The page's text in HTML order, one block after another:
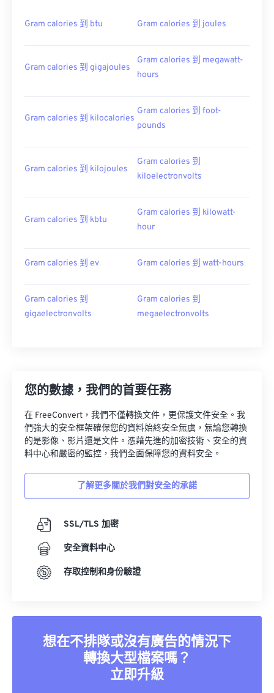
Gram calories 到 btu Gram calories 到 joules
Gram calories 到 gigajoules
Gram calories 到 megawatt-
hours
Gram calories 到 kilocalories
Gram calories 到 foot-
pounds
Gram calories 到 kilojoules
Gram calories 到
kiloelectronvolts
Gram calories 到 kbtu
Gram calories 到 kilowatt-
hour
Gram calories 到 ev Gram calories 到 watt-hours
Gram calories 到
gigaelectronvolts
Gram calories 到
megaelectronvolts
您的數據，我們的首要任務
在 FreeConvert，我們不僅轉換文件，更保護文件安全。我
們強大的安全框架確保您的資料始終安全無虞，無論您轉換
的是影像、影片還是文件。憑藉先進的加密技術、安全的資
料中心和嚴密的監控，我們全面保障您的資料安全。
了解更多關於我們對安全的承諾
SSL/TLS 加密
安全資料中心
存取控制和身份驗證
想在不排隊或沒有廣告的情況下
轉換大型檔案嗎？
立即升級